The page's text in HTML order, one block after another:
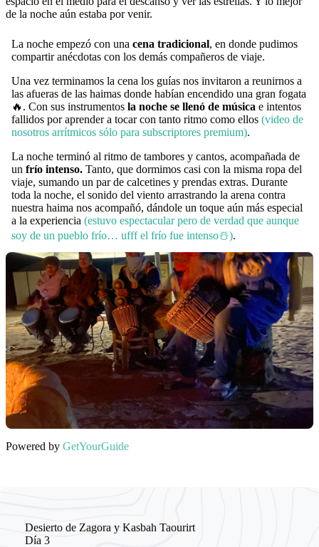
de la noche aún estaba por venir.
La noche empezó con una cena tradicional, en donde pudimos
compartir anécdotas con los demás compañeros de viaje.
Una vez terminamos la cena los guías nos invitaron a reunirnos a
las afueras de las haimas donde habían encendido una gran fogata
🔥. Con sus instrumentos la noche se llenó de música e intentos
fallidos por aprender a tocar con tanto ritmo como ellos (video de
nosotros arrítmicos sólo para subscriptores premium).
La noche terminó al ritmo de tambores y cantos, acompañada de
un frío intenso. Tanto, que dormimos casi con la misma ropa del
viaje, sumando un par de calcetines y prendas extras. Durante
toda la noche, el sonido del viento arrastrando la arena contra
nuestra haima nos acompañó, dándole un toque aún más especial
a la experiencia (estuvo espectacular pero de verdad que aunque
soy de un pueblo frío… ufff el frío fue intenso☃️).
Powered by GetYourGuide
Desierto de Zagora y Kasbah Taourirt
Día 3